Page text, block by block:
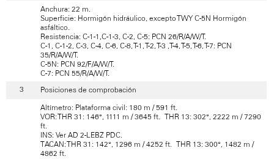
Anchura: 22 m.
Superficie: Hormigón hidráulico, excepto TWY C-5N Hormigón
asfáltico.
Resistencia: C-1-1,C-1-3, C-2, C-5: PCN 26/R/A/W/T.
C-1, C-1-2, C-3, C-4, C-6, C-8, T-1, T-2, T-3 ,T-4, T-5, T-6, T-7: PCN
35/R/A/W/T.
C-5N: PCN 92/F/A/W/T.
C-7: PCN 55/R/A/W/T.
Posiciones de comprobación
Altímetro: Plataforma civil: 180 m / 591 ft.
VOR: THR 31: 146°, 1111 m / 3645 ft. THR 13: 302°, 2222 m / 7290
ft.
INS: Ver AD 2-LEBZ PDC.
TACAN: THR 31: 142°, 1296 m / 4252 ft. THR 13: 300°, 1482 m /
4862 ft.